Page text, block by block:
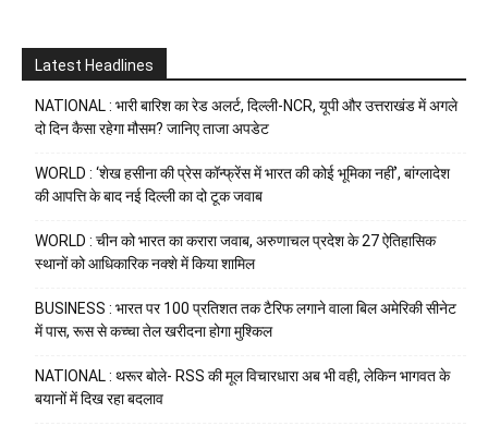
Latest Headlines
NATIONAL : भारी बारिश का रेड अलर्ट, दिल्ली-NCR, यूपी और उत्तराखंड में अगले
दो दिन कैसा रहेगा मौसम? जानिए ताजा अपडेट
WORLD : ‘शेख हसीना की प्रेस कॉन्फ्रेंस में भारत की कोई भूमिका नहीं’, बांग्लादेश
की आपत्ति के बाद नई दिल्ली का दो टूक जवाब
WORLD : चीन को भारत का करारा जवाब, अरुणाचल प्रदेश के 27 ऐतिहासिक
स्थानों को आधिकारिक नक्शे में किया शामिल
BUSINESS : भारत पर 100 प्रतिशत तक टैरिफ लगाने वाला बिल अमेरिकी सीनेट
में पास, रूस से कच्चा तेल खरीदना होगा मुश्किल
NATIONAL : थरूर बोले- RSS की मूल विचारधारा अब भी वही, लेकिन भागवत के
बयानों में दिख रहा बदलाव